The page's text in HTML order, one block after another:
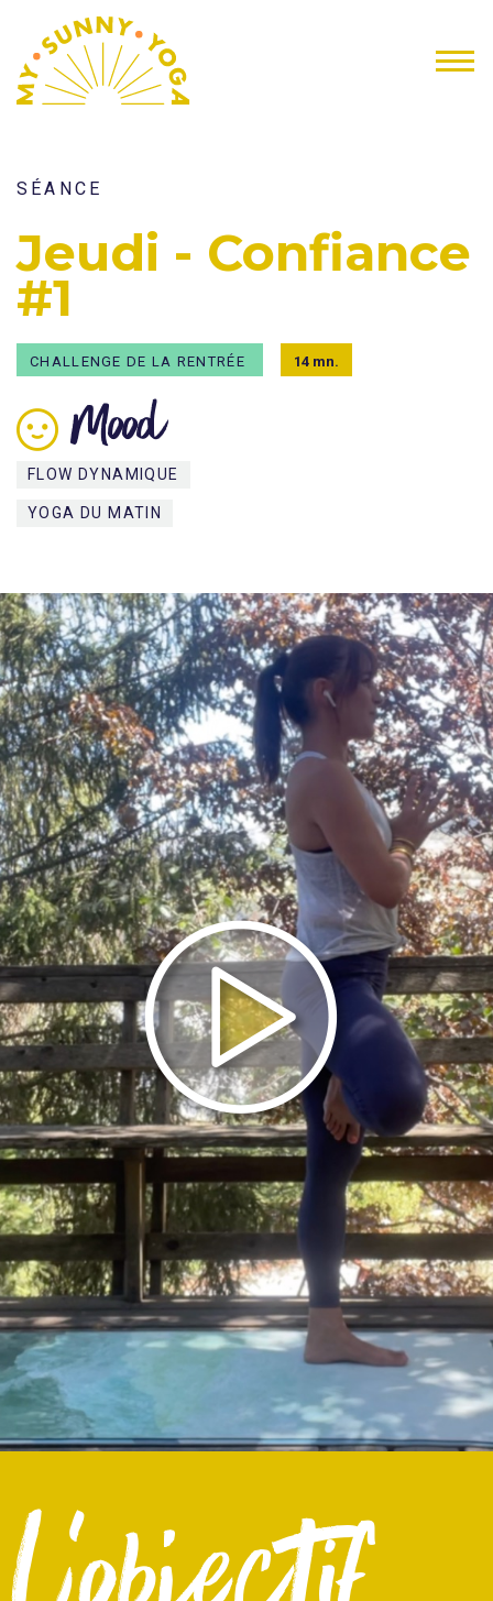
SÉANCE
Jeudi - Confiance
#1
CHALLENGE DE LA RENTRÉE 14 mn.
Mood
FLOW DYNAMIQUE
YOGA DU MATIN